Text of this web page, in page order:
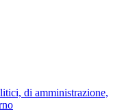
di amministrazione,